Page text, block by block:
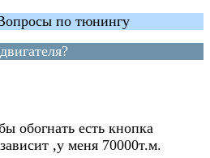
по тюнингу
обогнать есть кнопка
,у меня 70000т.м.